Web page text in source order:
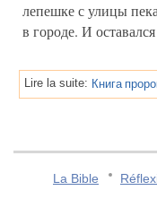
лепешке с улицы
в городе. И
Lire la suite:
La Bible